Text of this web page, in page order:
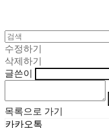
수정하기
삭제하기
글쓴이
목록으로 가기
카카오톡